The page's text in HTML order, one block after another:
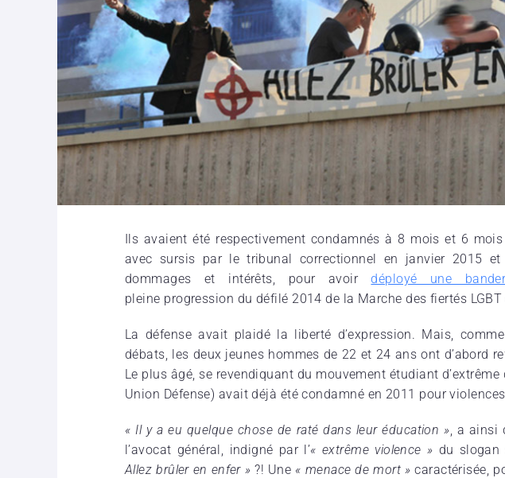
Ils avaient été respectivement condamnés à 8 mois et 6 mois
avec sursis par le tribunal correctionnel en janvier 2015
dommages et intérêts, pour avoirdéployé une
pleine progression du défilé 2014 de la Marche des fiertés
La défense avait plaidé la liberté d’expression. Mais,
débats, les deux jeunes hommes de 22 et 24 ans ont d’abord
Le plus âgé, se revendiquant du mouvement étudiant d’extrême
Union Défense) avait déjà été condamné en 2011 pour
« Il y a eu quelque chose de raté dans leur éducation » , a
l’avocat général, indigné par l’« extrême violence » du slogan
Allez brûler en enfer » ?! Une « menace de mort » caractérisée,